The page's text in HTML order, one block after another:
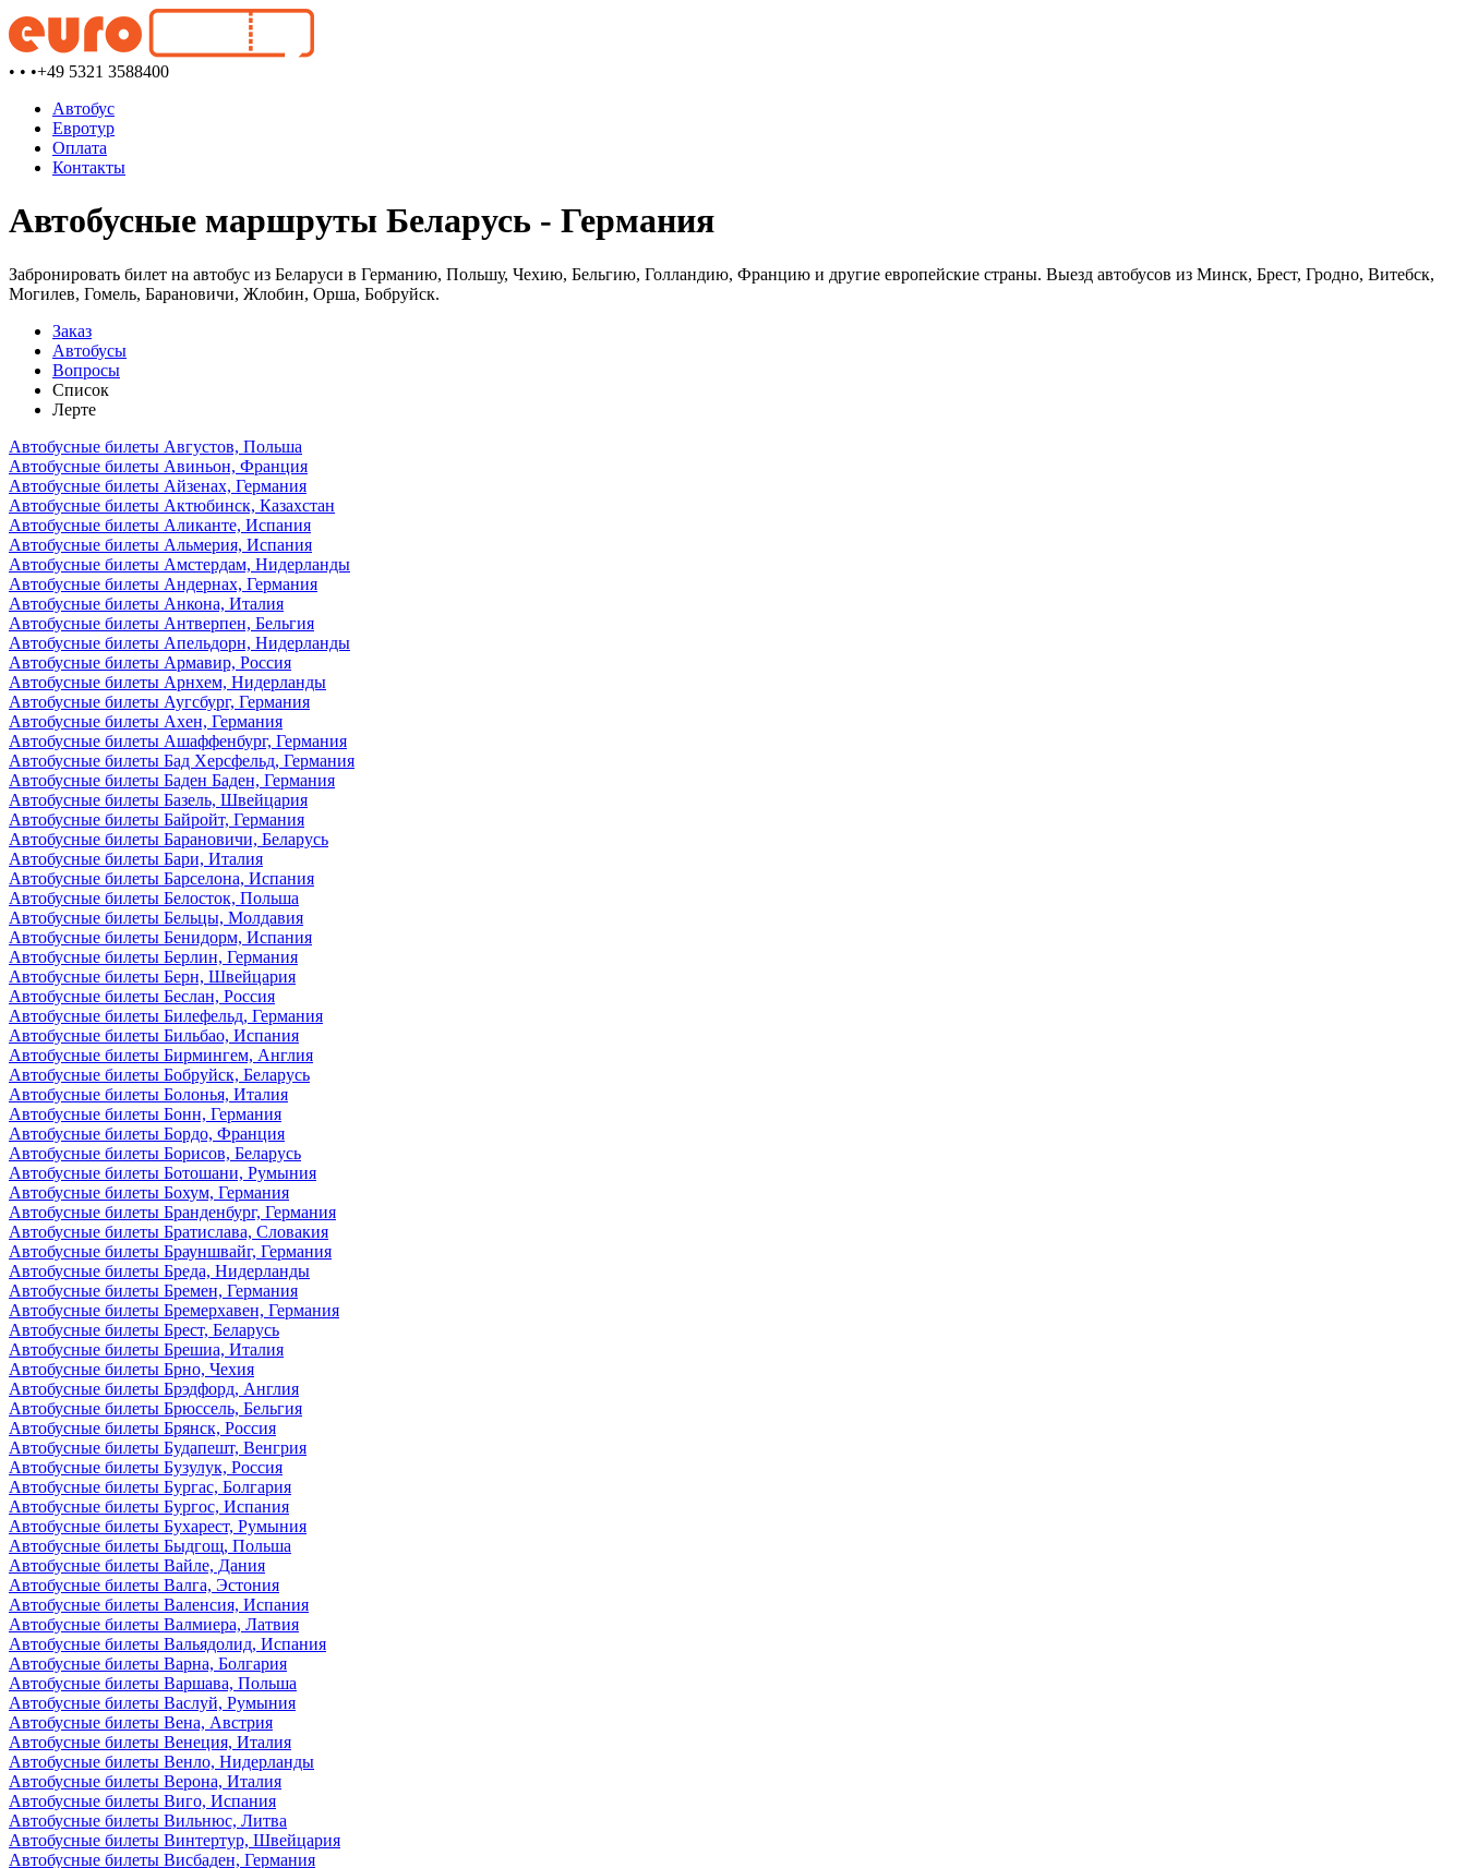
• • •+49 5321 3588400
Автобус
Евротур
Оплата
Контакты
Автобусные маршруты Беларусь - Германия
Забронировать билет на автобус из Беларуси в Германию, Польшу, Чехию, Бельгию, Голландию, Францию и другие европейские страны. Выезд автобусов из Минск, Брест, Гродно, Витебск,
Могилев, Гомель, Барановичи, Жлобин, Орша, Бобруйск.
Заказ
Автобусы
Вопросы
Список
Лерте
Автобусные билеты Августов, Польша
Автобусные билеты Авиньон, Франция
Автобусные билеты Айзенах, Германия
Автобусные билеты Актюбинск, Казахстан
Автобусные билеты Аликанте, Испания
Автобусные билеты Альмерия, Испания
Автобусные билеты Амстердам, Нидерланды
Автобусные билеты Андернах, Германия
Автобусные билеты Анкона, Италия
Автобусные билеты Антверпен, Бельгия
Автобусные билеты Апельдорн, Нидерланды
Автобусные билеты Армавир, Россия
Автобусные билеты Арнхем, Нидерланды
Автобусные билеты Аугсбург, Германия
Автобусные билеты Ахен, Германия
Автобусные билеты Ашаффенбург, Германия
Автобусные билеты Бад Херсфельд, Германия
Автобусные билеты Баден Баден, Германия
Автобусные билеты Базель, Швейцария
Автобусные билеты Байройт, Германия
Автобусные билеты Барановичи, Беларусь
Автобусные билеты Бари, Италия
Автобусные билеты Барселона, Испания
Автобусные билеты Белосток, Польша
Автобусные билеты Бельцы, Молдавия
Автобусные билеты Бенидорм, Испания
Автобусные билеты Берлин, Германия
Автобусные билеты Берн, Швейцария
Автобусные билеты Беслан, Россия
Автобусные билеты Билефельд, Германия
Автобусные билеты Бильбао, Испания
Автобусные билеты Бирмингем, Англия
Автобусные билеты Бобруйск, Беларусь
Автобусные билеты Болонья, Италия
Автобусные билеты Бонн, Германия
Автобусные билеты Бордо, Франция
Автобусные билеты Борисов, Беларусь
Автобусные билеты Ботошани, Румыния
Автобусные билеты Бохум, Германия
Автобусные билеты Бранденбург, Германия
Автобусные билеты Братислава, Словакия
Автобусные билеты Брауншвайг, Германия
Автобусные билеты Бреда, Нидерланды
Автобусные билеты Бремен, Германия
Автобусные билеты Бремерхавен, Германия
Автобусные билеты Брест, Беларусь
Автобусные билеты Брешиа, Италия
Автобусные билеты Брно, Чехия
Автобусные билеты Брэдфорд, Англия
Автобусные билеты Брюссель, Бельгия
Автобусные билеты Брянск, Россия
Автобусные билеты Будапешт, Венгрия
Автобусные билеты Бузулук, Россия
Автобусные билеты Бургас, Болгария
Автобусные билеты Бургос, Испания
Автобусные билеты Бухарест, Румыния
Автобусные билеты Быдгощ, Польша
Автобусные билеты Вайле, Дания
Автобусные билеты Валга, Эстония
Автобусные билеты Валенсия, Испания
Автобусные билеты Валмиера, Латвия
Автобусные билеты Вальядолид, Испания
Автобусные билеты Варна, Болгария
Автобусные билеты Варшава, Польша
Автобусные билеты Васлуй, Румыния
Автобусные билеты Вена, Австрия
Автобусные билеты Венеция, Италия
Автобусные билеты Венло, Нидерланды
Автобусные билеты Верона, Италия
Автобусные билеты Виго, Испания
Автобусные билеты Вильнюс, Литва
Автобусные билеты Винтертур, Швейцария
Автобусные билеты Висбаден, Германия